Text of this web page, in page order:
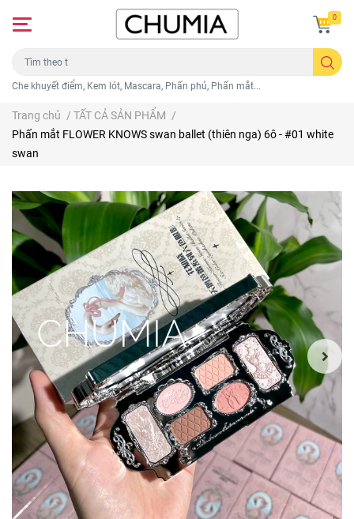
Che khuyết điểm, Kem lót, Mascara, Phấn phủ, Phấn mắt...
0
Trang chủ / TẤT CẢ SẢN PHẨM /
Phấn mắt FLOWER KNOWS swan ballet (thiên nga) 6ô - #01 white
swan